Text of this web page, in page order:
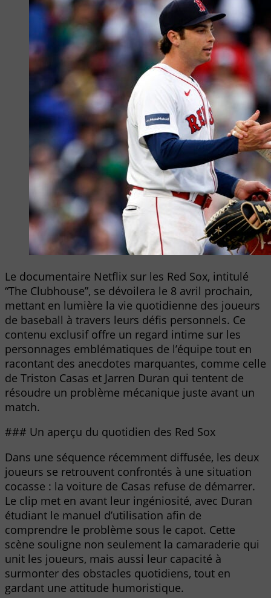
Le documentaire Netflix sur les Red Sox, intitulé
“The Clubhouse”, se dévoilera le 8 avril prochain,
mettant en lumière la vie quotidienne des joueurs
de baseball à travers leurs défis personnels. Ce
contenu exclusif offre un regard intime sur les
personnages emblématiques de l’équipe tout en
racontant des anecdotes marquantes, comme celle
de Triston Casas et Jarren Duran qui tentent de
résoudre un problème mécanique juste avant un
match.
### Un aperçu du quotidien des Red Sox
Dans une séquence récemment diffusée, les deux
joueurs se retrouvent confrontés à une situation
cocasse : la voiture de Casas refuse de démarrer.
Le clip met en avant leur ingéniosité, avec Duran
étudiant le manuel d’utilisation afin de
comprendre le problème sous le capot. Cette
scène souligne non seulement la camaraderie qui
unit les joueurs, mais aussi leur capacité à
surmonter des obstacles quotidiens, tout en
gardant une attitude humoristique.